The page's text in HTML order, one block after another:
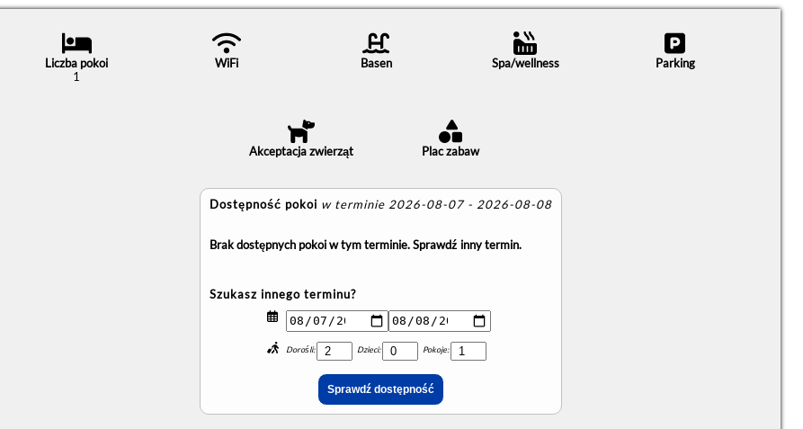
Liczba pokoi
1
WiFi Basen Spa/wellness Parking
Akceptacja zwierząt Plac zabaw
Dostępność pokoi w terminie 2026-08-07 - 2026-08-08
Brak dostępnych pokoi w tym terminie. Sprawdź inny termin.
Szukasz innego terminu?
Dorośli: Dzieci: Pokoje: